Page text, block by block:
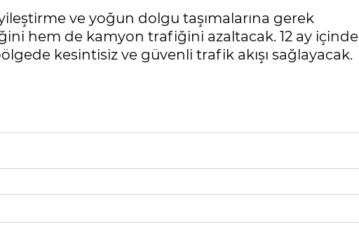
ve yoğun dolgu taşımalarına gerek
hem de kamyon trafiğini azaltacak. 12 ay içinde
kesintisiz ve güvenli trafik akışı sağlayacak.